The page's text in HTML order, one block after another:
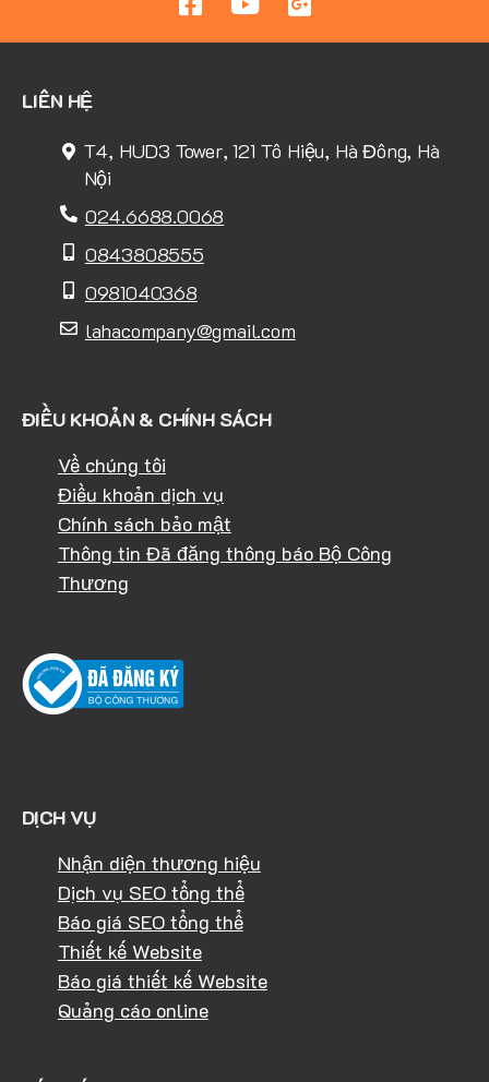
LIÊN HỆ
T4, HUD3 Tower, 121 Tô Hiệu, Hà Đông, Hà
Nội
024.6688.0068
0843808555
0981040368
lahacompany@gmail.com
ĐIỀU KHOẢN & CHÍNH SÁCH
Về chúng tôi
Điều khoản dịch vụ
Chính sách bảo mật
Thông tin Đã đăng thông báo Bộ Công
Thương
DỊCH VỤ
Nhận diện thương hiệu
Dịch vụ SEO tổng thể
Báo giá SEO tổng thể
Thiết kế Website
Báo giá thiết kế Website
Quảng cáo online